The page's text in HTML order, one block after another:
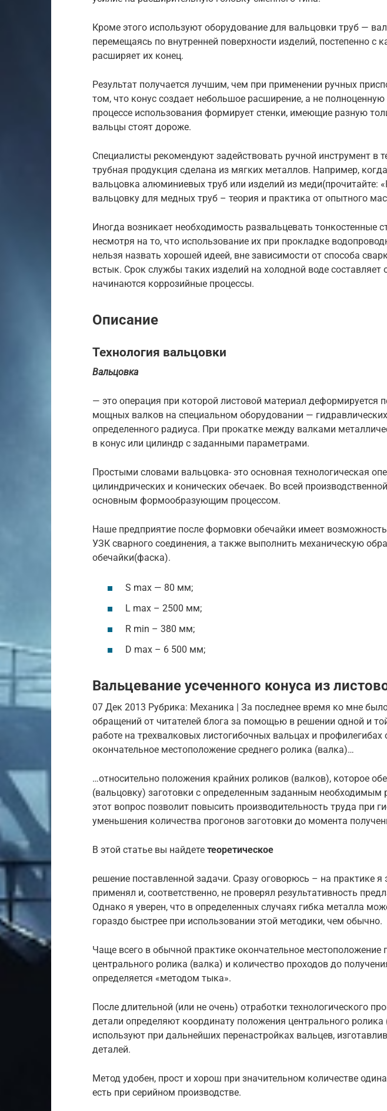
Кроме этого используют оборудование для вальцовки труб —
перемещаясь по внутренней поверхности изделий, постепенно с
расширяет их конец.
Результат получается лучшим, чем при применении ручных
том, что конус создает небольшое расширение, а не полноценную
процессе использования формирует стенки, имеющие разную
вальцы стоят дороже.
Специалисты рекомендуют задействовать ручной инструмент в
трубная продукция сделана из мягких металлов. Например,
вальцовка алюминиевых труб или изделий из меди(прочитайте:
вальцовку для медных труб – теория и практика от опытного
Иногда возникает необходимость развальцевать тонкостенные
несмотря на то, что использование их при прокладке
нельзя назвать хорошей идеей, вне зависимости от способа
встык. Срок службы таких изделий на холодной воде составляет
начинаются коррозийные процессы.
Описание
Технология вальцовки
Вальцовка
— это операция при которой листовой материал деформируется
мощных валков на специальном оборудовании —
определенного радиуса. При прокатке между валками
в конус или цилиндр с заданными параметрами.
Простыми словами вальцовка- это основная технологическая
цилиндрических и конических обечаек. Во всей
основным формообразующим процессом.
Наше предприятие после формовки обечайки имеет возможность
УЗК сварного соединения, а также выполнить механическую
обечайки(фаска).
S max — 80 мм;
L max – 2500 мм;
R min – 380 мм;
D max – 6 500 мм;
Вальцевание усеченного конуса из
07 Дек 2013 Рубрика: Механика | За последнее время ко мне
обращений от читателей блога за помощью в решении одной и
работе на трехвалковых листогибочных вальцах и профилегибах
окончательное местоположение среднего ролика (валка)…
…относительно положения крайних роликов (валков), которое
(вальцовку) заготовки с определенным заданным необходимым
этот вопрос позволит повысить производительность труда при
уменьшения количества прогонов заготовки до момента
В этой статье вы найдете теоретическое
решение поставленной задачи. Сразу оговорюсь – на практике я
применял и, соответственно, не проверял результативность
Однако я уверен, что в определенных случаях гибка металла
гораздо быстрее при использовании этой методики, чем обычно.
Чаще всего в обычной практике окончательное местоположение
центрального ролика (валка) и количество проходов до
определяется «методом тыка».
После длительной (или не очень) отработки технологического
детали определяют координату положения центрального
используют при дальнейших перенастройках вальцев,
деталей.
Метод удобен, прост и хорош при значительном количестве
есть при серийном производстве.